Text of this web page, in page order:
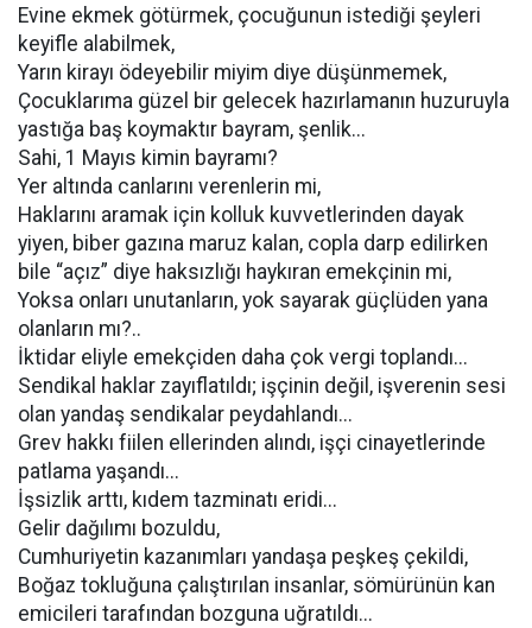
Evine ekmek götürmek, çocuğunun istediği şeyleri
keyifle alabilmek,
Yarın kirayı ödeyebilir miyim diye düşünmemek,
Çocuklarıma güzel bir gelecek hazırlamanın huzuruyla
yastığa baş koymaktır bayram, şenlik...
Sahi, 1 Mayıs kimin bayramı?
Yer altında canlarını verenlerin mi,
Haklarını aramak için kolluk kuvvetlerinden dayak
yiyen, biber gazına maruz kalan, copla darp edilirken
bile “açız” diye haksızlığı haykıran emekçinin mi,
Yoksa onları unutanların, yok sayarak güçlüden yana
olanların mı?..
İktidar eliyle emekçiden daha çok vergi toplandı...
Sendikal haklar zayıflatıldı; işçinin değil, işverenin sesi
olan yandaş sendikalar peydahlandı...
Grev hakkı fiilen ellerinden alındı, işçi cinayetlerinde
patlama yaşandı...
İşsizlik arttı, kıdem tazminatı eridi...
Gelir dağılımı bozuldu,
Cumhuriyetin kazanımları yandaşa peşkeş çekildi,
Boğaz tokluğuna çalıştırılan insanlar, sömürünün kan
emicileri tarafından bozguna uğratıldı...